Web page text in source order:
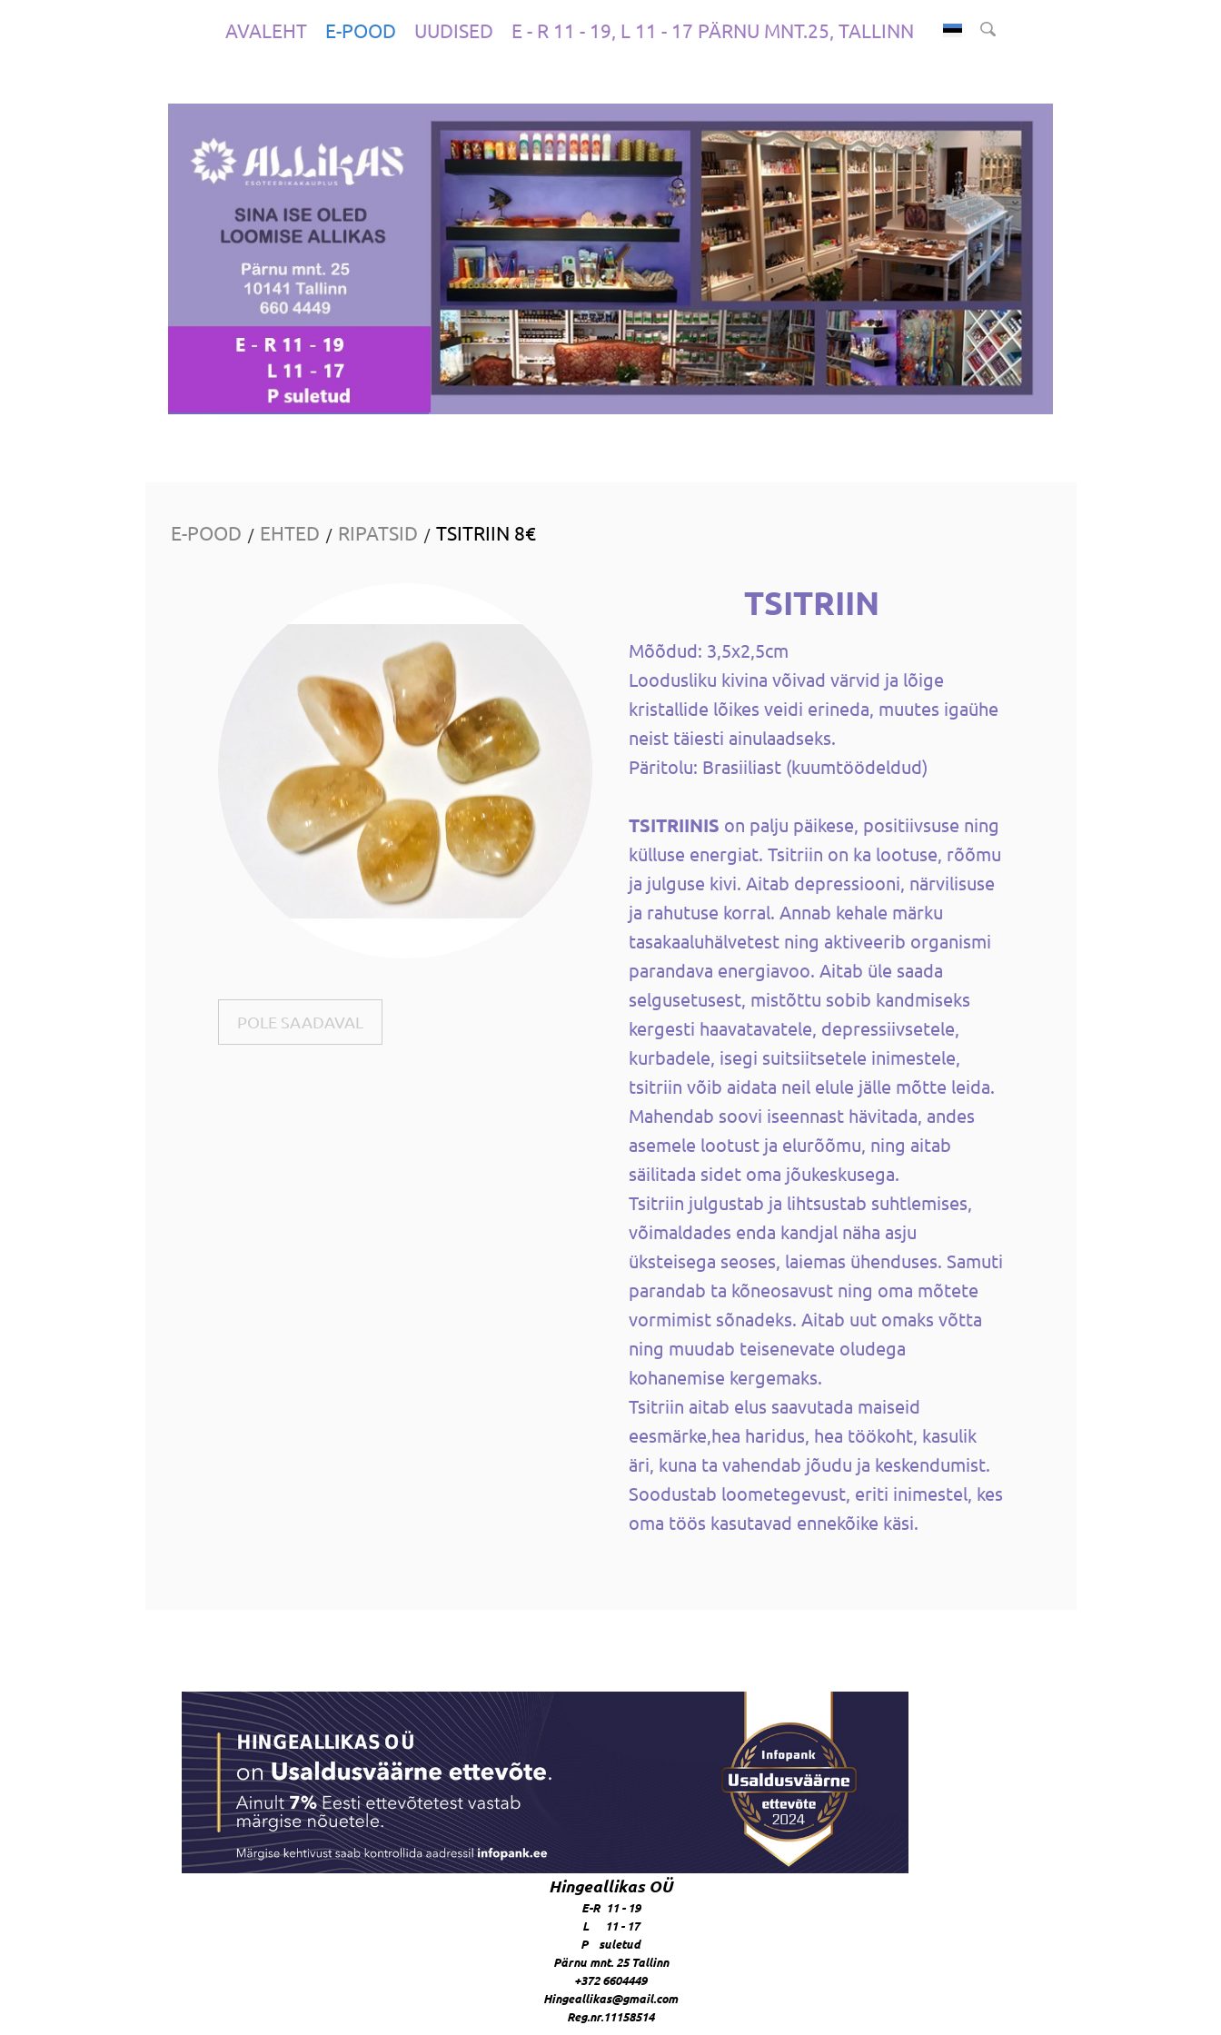
AVALEHT E-POOD UUDISED E - R 11 - 19, L 11 - 17 PÄRNU MNT.25, TALLINN
E-POOD / EHTED / RIPATSID / TSITRIIN 8€
POLE SAADAVAL
TSITRIIN
Mõõdud: 3,5x2,5cm
Loodusliku kivina võivad värvid ja lõige
kristallide lõikes veidi erineda, muutes igaühe
neist täiesti ainulaadseks.
Päritolu: Brasiiliast (kuumtöödeldud)
TSITRIINIS on palju päikese, positiivsuse ning
külluse energiat. Tsitriin on ka lootuse, rõõmu
ja julguse kivi. Aitab depressiooni, närvilisuse
ja rahutuse korral. Annab kehale märku
tasakaaluhälvetest ning aktiveerib organismi
parandava energiavoo. Aitab üle saada
selgusetusest, mistõttu sobib kandmiseks
kergesti haavatavatele, depressiivsetele,
kurbadele, isegi suitsiitsetele inimestele,
tsitriin võib aidata neil elule jälle mõtte leida.
Mahendab soovi iseennast hävitada, andes
asemele lootust ja elurõõmu, ning aitab
säilitada sidet oma jõukeskusega.
Tsitriin julgustab ja lihtsustab suhtlemises,
võimaldades enda kandjal näha asju
üksteisega seoses, laiemas ühenduses. Samuti
parandab ta kõneosavust ning oma mõtete
vormimist sõnadeks. Aitab uut omaks võtta
ning muudab teisenevate oludega
kohanemise kergemaks.
Tsitriin aitab elus saavutada maiseid
eesmärke,hea haridus, hea töökoht, kasulik
äri, kuna ta vahendab jõudu ja keskendumist.
Soodustab loometegevust, eriti inimestel, kes
oma töös kasutavad ennekõike käsi.
Hingeallikas OÜ
E-R 11 - 19
L 11 - 17
P suletud
Pärnu mnt. 25 Tallinn
+372 6604449
Hingeallikas@gmail.com
Reg.nr.11158514